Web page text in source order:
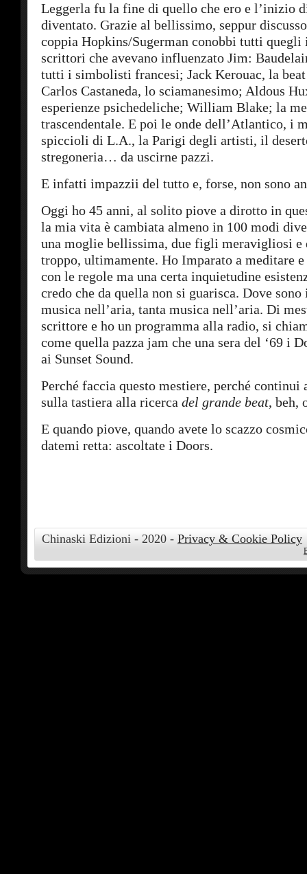
Leggerla fu la fine di quello che ero e l’inizio
diventato. Grazie al bellissimo, seppur
coppia Hopkins/Sugerman conobbi tutti
scrittori che avevano influenzato Jim:
tutti i simbolisti francesi; Jack Kerouac, la
Carlos Castaneda, lo sciamanesimo; Aldous
esperienze psichedeliche; William Blake; la
trascendentale. E poi le onde dell’Atlantico, i
spiccioli di L.A., la Parigi degli artisti, il
stregoneria… da uscirne pazzi.
E infatti impazzii del tutto e, forse, non sono
Oggi ho 45 anni, al solito piove a dirotto in
la mia vita è cambiata almeno in 100 modi
una moglie bellissima, due figli meravigliosi e
troppo, ultimamente. Ho Imparato a meditare e
con le regole ma una certa inquietudine
credo che da quella non si guarisca. Dove sono
musica nell’aria, tanta musica nell’aria. Di
scrittore e ho un programma alla radio, si
come quella pazza jam che una sera del ‘69 i
ai Sunset Sound.
Perché faccia questo mestiere, perché continui
sulla tastiera alla ricerca del grande beat, beh,
E quando piove, quando avete lo scazzo
datemi retta: ascoltate i Doors.
Chinaski Edizioni - 2020 - Privacy & Cookie Policy